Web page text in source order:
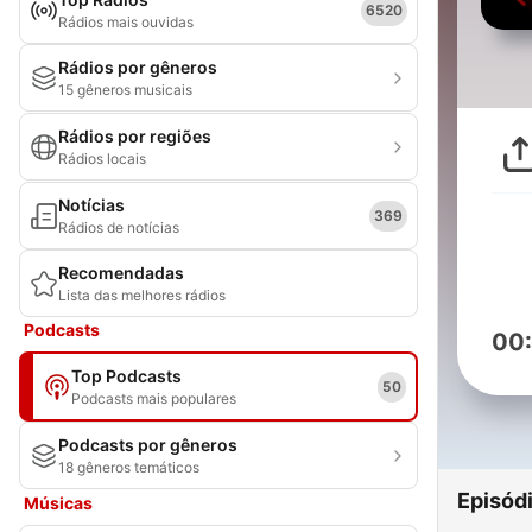
Rádios mais ouvidas
6520
Rádios por gêneros
15 gêneros musicais
Rádios por regiões
Rádios locais
Notícias
Rádios de notícias
369
Recomendadas
Lista das melhores rádios
Podcasts
Top Podcasts
Podcasts mais populares
50
Podcasts por gêneros
18 gêneros temáticos
Músicas